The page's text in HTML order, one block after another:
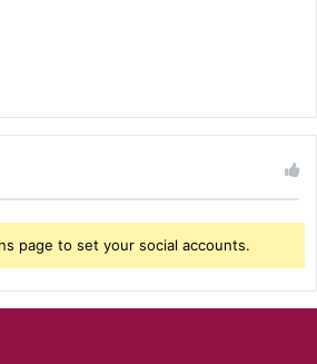
page to set your social accounts.